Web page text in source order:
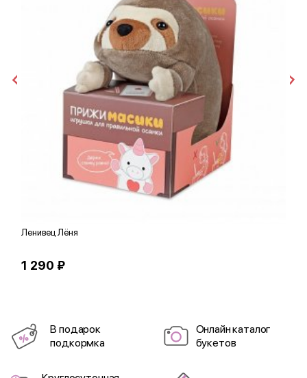
Ленивец Лёня
1 290 ₽
В подарок
подкормка
Онлайн каталог
букетов